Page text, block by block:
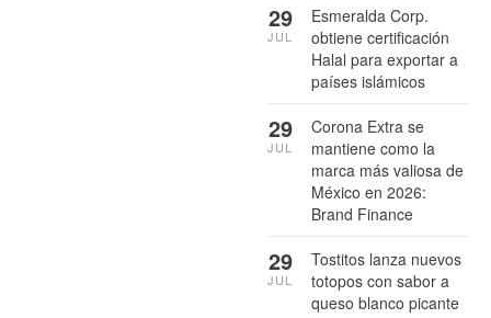
Esmeralda Corp.
obtiene certificación
Halal para exportar a
países islámicos
29
JUL
Corona Extra se
mantiene como la
marca más valiosa de
México en 2026:
Brand Finance
29
JUL
Tostitos lanza nuevos
totopos con sabor a
queso blanco picante
29
JUL